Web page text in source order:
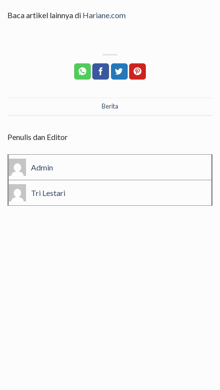
Baca artikel lainnya di Hariane.com
Berita
Penulis dan Editor
Admin
Tri Lestari